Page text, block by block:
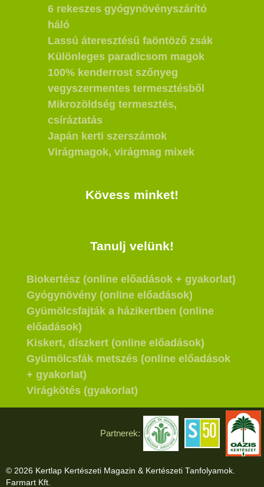
6 rekeszes gyógynövényszárító
háló
Lassú áteresztésű faöntöző zsák
Különleges paradicsom magok
100% kenderrost szőnyeg
vegyszermentes termesztésből
Mikrozöldség termesztés,
csíráztatás
Japán kerti szerszámok
Virágmagok, virágmag mixek
Kövess minket!
Tanulj velünk!
Biokertész (online előadások + gyakorlat)
Gyógynövény (online előadások)
Gyümölcsfajták a házikertben (online
előadások)
Kiskert, díszkert (online előadások)
Gyümölcsfák metszés (online előadások
+ gyakorlat)
Virágkötés (gyakorlat)
Partnerek:
© 2026 Kertlap Kertészeti Magazin & Kertészeti Tanfolyamok.
Farmart Kft.